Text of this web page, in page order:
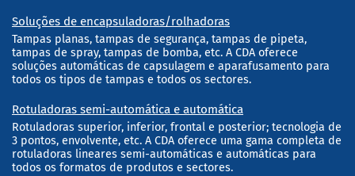
Soluções de encapsuladoras/rolhadoras
Tampas planas, tampas de segurança, tampas de pipeta,
tampas de spray, tampas de bomba, etc. A CDA oferece
soluções automáticas de capsulagem e aparafusamento para
todos os tipos de tampas e todos os sectores.
Rotuladoras semi-automática e automática
Rotuladoras superior, inferior, frontal e posterior; tecnologia de
3 pontos, envolvente, etc. A CDA oferece uma gama completa de
rotuladoras lineares semi-automáticas e automáticas para
todos os formatos de produtos e sectores.